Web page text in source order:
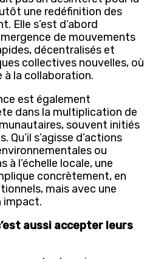
une redéfinition des
Elle s’est d’abord
de mouvements
décentralisés et
collectives nouvelles, où
à la collaboration.
est également
dans la multiplication de
souvent initiés
Qu’il s’agisse d’actions
ou
à l’échelle locale, une
concrètement, en
mais avec une
impact.
aussi accepter leurs